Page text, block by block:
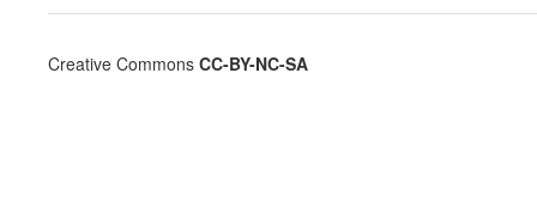
Creative Commons CC-BY-NC-SA